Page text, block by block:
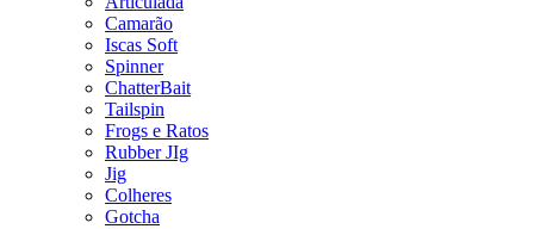
Camarão
Iscas Soft
Spinner
ChatterBait
Tailspin
Frogs e Ratos
Rubber JIg
Jig
Colheres
Gotcha